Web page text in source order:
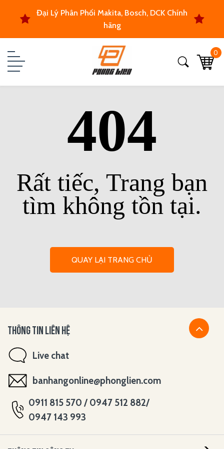
Đại Lý Phân Phối Makita, Bosch, DCK Chính
hãng
0
404
Rất tiếc, Trang bạn
tìm không tồn tại.
QUAY LẠI TRANG CHỦ
THÔNG TIN LIÊN HỆ
Live chat
banhangonline@phonglien.com
0911 815 570 / 0947 512 882/
0947 143 993